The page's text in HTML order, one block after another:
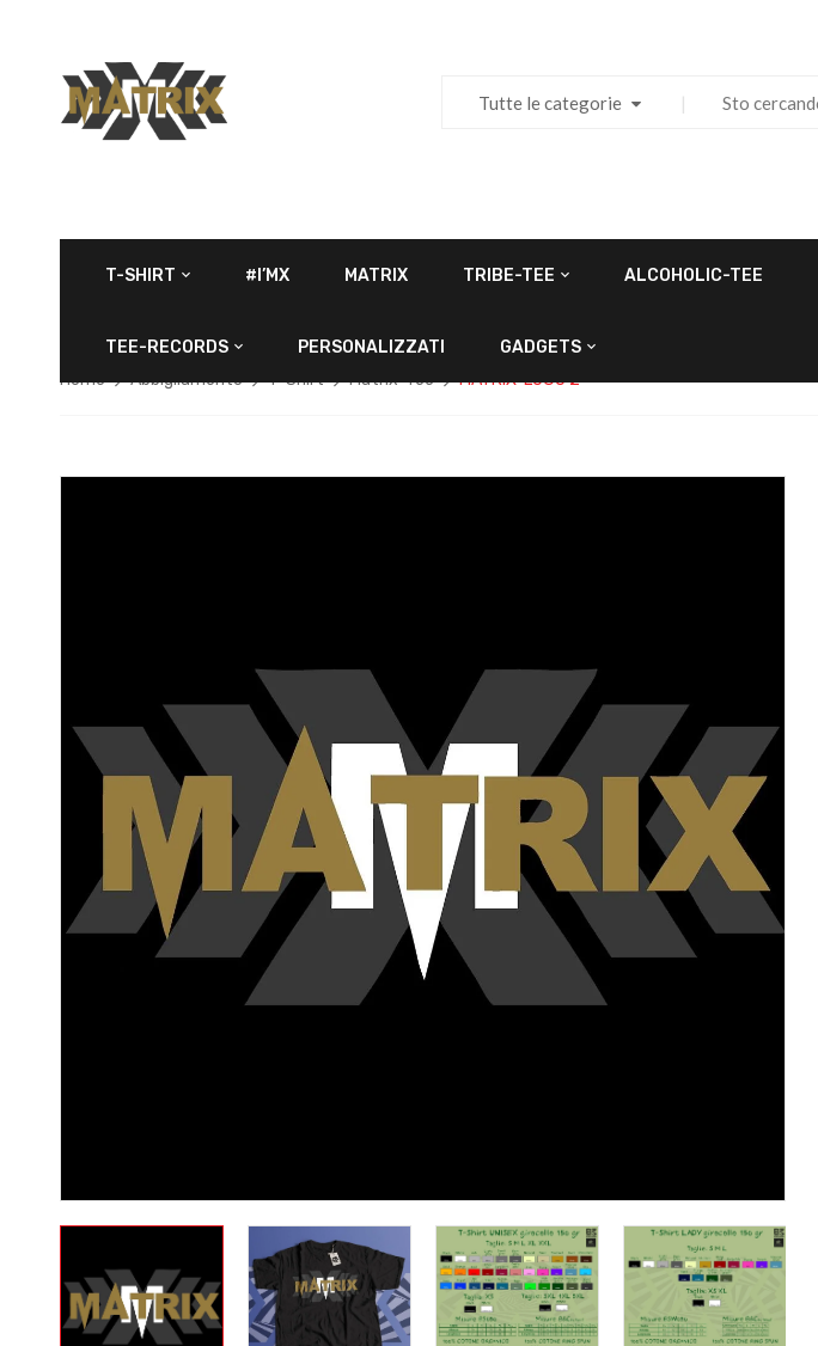
Tutte le categorie
T-SHIRT #I’MX MATRIX TRIBE-TEE ALCOHOLIC-TEE
TEE-RECORDS PERSONALIZZATI GADGETS
Home Abbigliamento T-Shirt Matrix-Tee MATRIX-LOGO 2